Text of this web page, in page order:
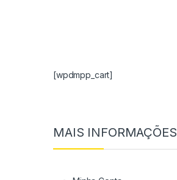
[wpdmpp_cart]
MAIS INFORMAÇÕES